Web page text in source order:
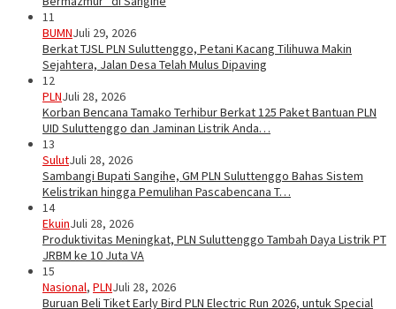
11
BUMNJuli 29, 2026
Berkat TJSL PLN Suluttenggo, Petani Kacang Tilihuwa Makin
Sejahtera, Jalan Desa Telah Mulus Dipaving
12
PLNJuli 28, 2026
Korban Bencana Tamako Terhibur Berkat 125 Paket Bantuan PLN
UID Suluttenggo dan Jaminan Listrik Anda…
13
SulutJuli 28, 2026
Sambangi Bupati Sangihe, GM PLN Suluttenggo Bahas Sistem
Kelistrikan hingga Pemulihan Pascabencana T…
14
EkuinJuli 28, 2026
Produktivitas Meningkat, PLN Suluttenggo Tambah Daya Listrik PT
JRBM ke 10 Juta VA
15
Nasional, PLNJuli 28, 2026
Buruan Beli Tiket Early Bird PLN Electric Run 2026, untuk Special